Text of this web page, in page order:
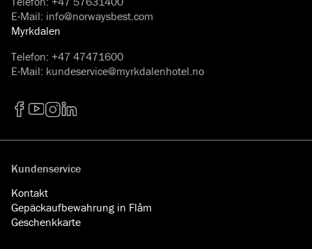
E-Mail: info@norwaysbest.com
Myrkdalen
Telefon: +47 47471600
E-Mail: kundeservice@myrkdalenhotel.no
Kundenservice
Kontakt
Gepäckaufbewahrung in Flåm
Geschenkkarte